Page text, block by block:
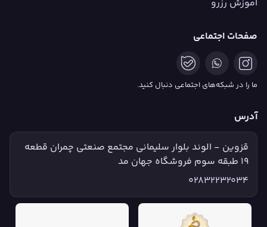
آموزش رزرو
صفحات اجتماعی
ما را در شبکه‌های اجتماعی دنبال کنید.
آدرس
قزوین - الوند بلوار سلیمانی مجتمع صنعتی چمران قطعه
۱۹ طبقه سوم فروشگاه جهان مد
02832232034